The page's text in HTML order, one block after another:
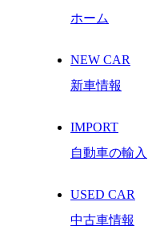
ホーム
NEW CAR
新車情報
IMPORT
自動車の輸入
USED CAR
中古車情報